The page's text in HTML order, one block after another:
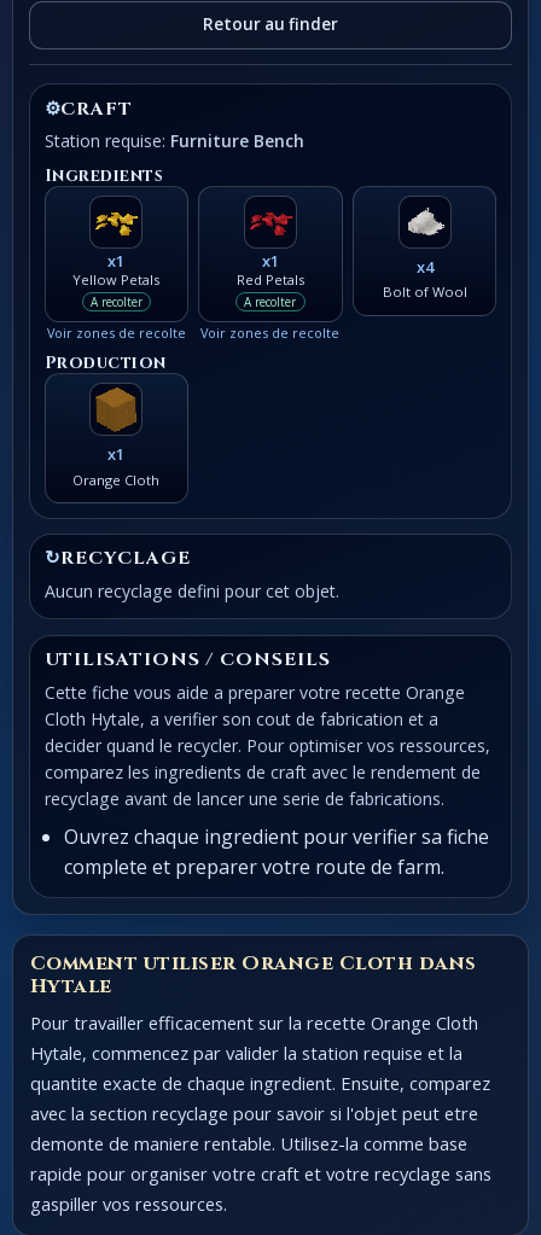
Retour au finder
⚙CRAFT
Station requise: Furniture Bench
Ingredients
x1
Yellow Petals
A recolter
Voir zones de recolte
x1
Red Petals
A recolter
Voir zones de recolte
x4
Bolt of Wool
Production
x1
Orange Cloth
↻RECYCLAGE
Aucun recyclage defini pour cet objet.
UTILISATIONS / CONSEILS
Cette fiche vous aide a preparer votre recette Orange
Cloth Hytale, a verifier son cout de fabrication et a
decider quand le recycler. Pour optimiser vos ressources,
comparez les ingredients de craft avec le rendement de
recyclage avant de lancer une serie de fabrications.
Ouvrez chaque ingredient pour verifier sa fiche
complete et preparer votre route de farm.
Comment utiliser Orange Cloth dans
Hytale
Pour travailler efficacement sur la recette Orange Cloth
Hytale, commencez par valider la station requise et la
quantite exacte de chaque ingredient. Ensuite, comparez
avec la section recyclage pour savoir si l'objet peut etre
demonte de maniere rentable. Utilisez-la comme base
rapide pour organiser votre craft et votre recyclage sans
gaspiller vos ressources.